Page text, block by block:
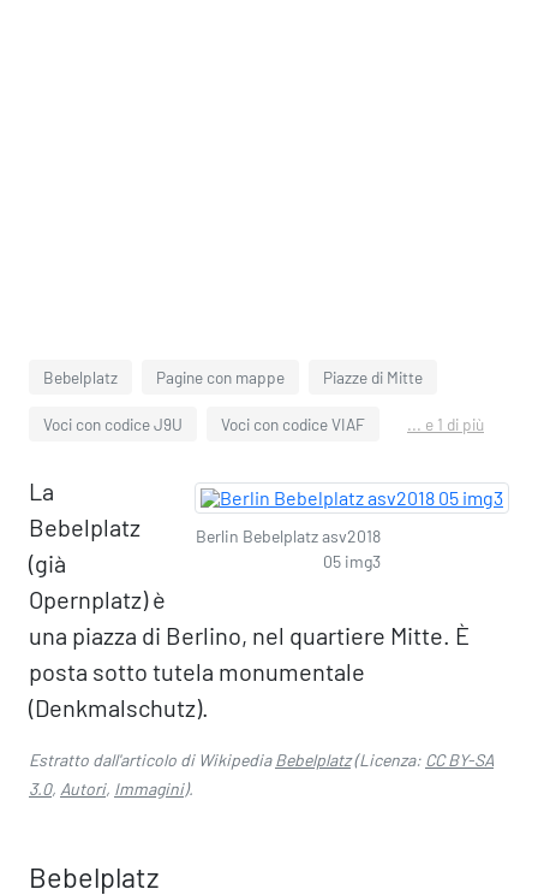
Bebelplatz Pagine con mappe Piazze di Mitte
Voci con codice J9U Voci con codice VIAF ... e 1 di più
Berlin Bebelplatz asv2018
05 img3
La
Bebelplatz
(già
Opernplatz) è
una piazza di Berlino, nel quartiere Mitte. È
posta sotto tutela monumentale
(Denkmalschutz).
Estratto dall'articolo di WikipediaBebelplatz(Licenza: CC BY-SA
3.0, Autori, Immagini).
Bebelplatz